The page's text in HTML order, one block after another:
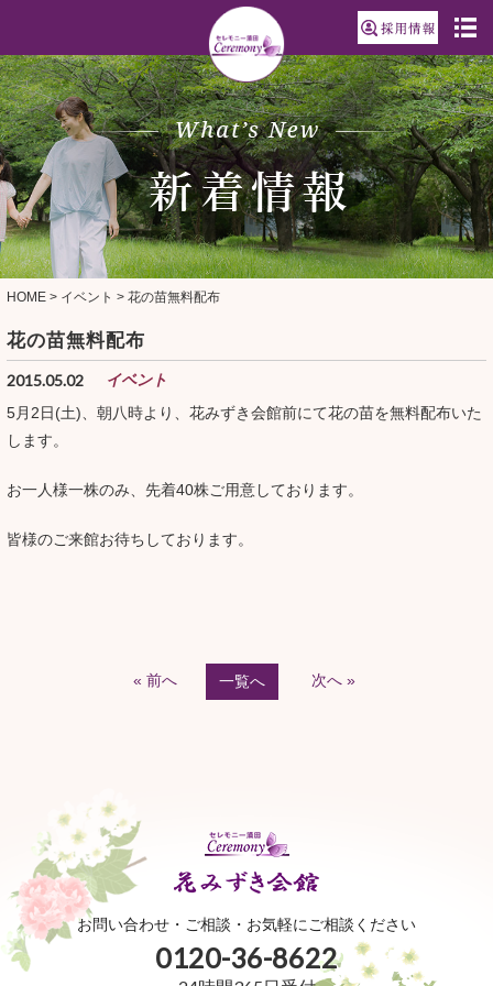
HOME> イベント > 花の苗無料配布
花の苗無料配布
2015.05.02
イベント
5月2日(土)、朝八時より、花みずき会館前にて花の苗を無料配布いた
します。
お一人様一株のみ、先着40株ご用意しております。
皆様のご来館お待ちしております。
« 前へ 一覧へ 次へ »
お問い合わせ・ご相談・お気軽にご相談ください
0120-36-8622